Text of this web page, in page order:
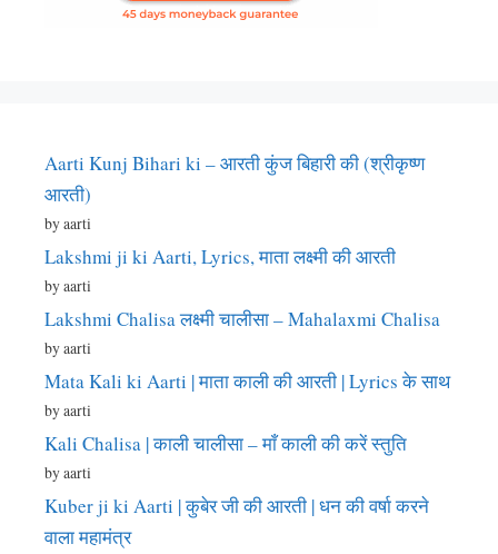
Aarti Kunj Bihari ki – आरती कुंज बिहारी की (श्रीकृष्ण
आरती)
by aarti
Lakshmi ji ki Aarti, Lyrics, माता लक्ष्मी की आरती
by aarti
Lakshmi Chalisa लक्ष्मी चालीसा – Mahalaxmi Chalisa
by aarti
Mata Kali ki Aarti | माता काली की आरती | Lyrics के साथ
by aarti
Kali Chalisa | काली चालीसा – माँ काली की करें स्तुति
by aarti
Kuber ji ki Aarti | कुबेर जी की आरती | धन की वर्षा करने
वाला महामंत्र